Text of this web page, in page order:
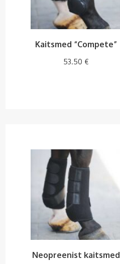
Kaitsmed “Compete”
53.50 €
Neopreenist kaitsmed